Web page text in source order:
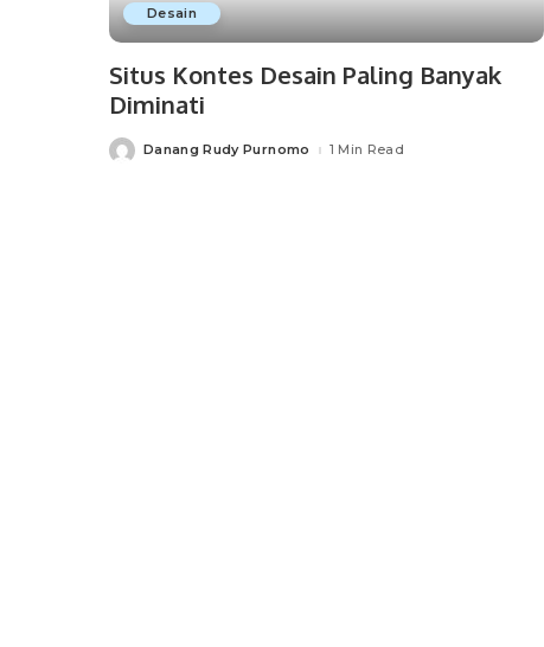
Desain
Situs Kontes Desain Paling Banyak
Diminati
PostedDanang Rudy Purnomo 1 Min Read